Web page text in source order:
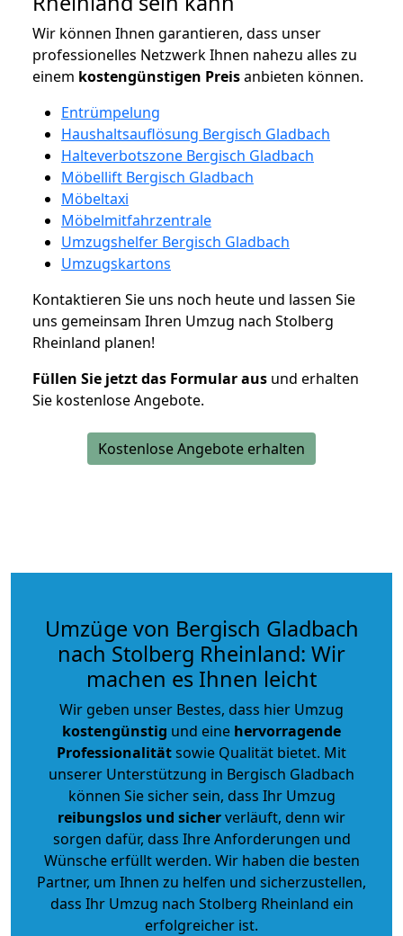
Wir können Ihnen garantieren, dass unser
professionelles Netzwerk Ihnen nahezu alles zu
einem kostengünstigen Preisanbieten können.
Entrümpelung
Haushaltsauflösung Bergisch Gladbach
Halteverbotszone Bergisch Gladbach
Möbellift Bergisch Gladbach
Möbeltaxi
Möbelmitfahrzentrale
Umzugshelfer Bergisch Gladbach
Umzugskartons
Kontaktieren Sie uns noch heute und lassen Sie
uns gemeinsam Ihren Umzug nach Stolberg
Rheinland planen!
Füllen Sie jetzt das Formular aus und erhalten
Sie kostenlose Angebote.
Kostenlose Angebote erhalten
Umzüge von Bergisch Gladbach
nach Stolberg Rheinland: Wir
machen es Ihnen leicht
Wir geben unser Bestes, dass hier Umzug
kostengünstig und eine hervorragende
Professionalitätsowie Qualität bietet. Mit
unserer Unterstützung in Bergisch Gladbach
können Sie sicher sein, dass Ihr Umzug
reibungslos und sicherverläuft, denn wir
sorgen dafür, dass Ihre Anforderungen und
Wünsche erfüllt werden. Wir haben die besten
Partner, um Ihnen zu helfen und sicherzustellen,
dass Ihr Umzug nach Stolberg Rheinland ein
erfolgreicher ist.